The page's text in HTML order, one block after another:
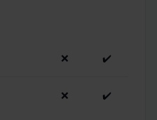
❌ ✔️
❌ ✔️